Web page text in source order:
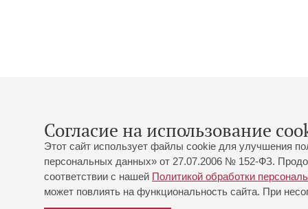
Согласие на использование
Этот сайт использует файлы cookie для улучшения
персональных данных» от 27.07.2006 № 152-ФЗ.
соответствии с нашей Политикой обработки
может повлиять на функциональность сайта. При